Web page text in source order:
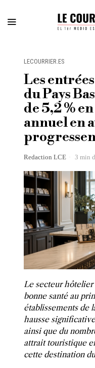
LECOURRIER.ES
Les
du Pays
de 5,2 %
annuel en
Redaction LCE 3 min
Le secteur hôtelier
bonne santé au
établissements de
hausse
ainsi que du
attrait touristique
cette destination